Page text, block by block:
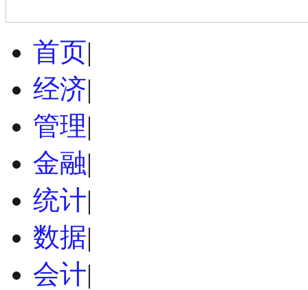
首页|
经济|
管理|
金融|
统计|
数据|
会计|